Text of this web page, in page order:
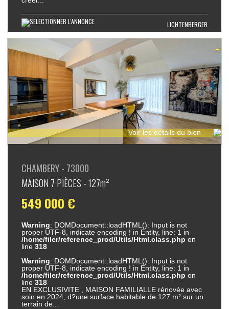
LICHTENBERGER
Voir les détails du bien
CHAMBERY - 73000
MAISON 7 PIÈCES - 127m²
549 000 €
Warning: DOMDocument::loadHTML(): Input is not
proper UTF-8, indicate encoding ! in Entity, line: 1 in
/home/filer/reference_prod/Utils/Html.class.php on
line318
Warning: DOMDocument::loadHTML(): Input is not
proper UTF-8, indicate encoding ! in Entity, line: 1 in
/home/filer/reference_prod/Utils/Html.class.php on
line318
EN EXCLUSIVITE , MAISON FAMILIALLE rénovée avec
soin en 2024, d?une surface habitable de 127 m² sur un
terrain de...